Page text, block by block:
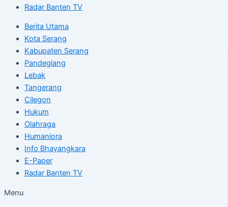
Radar Banten TV
Berita Utama
Kota Serang
Kabupaten Serang
Pandeglang
Lebak
Tangerang
Cilegon
Hukum
Olahraga
Humaniora
Info Bhayangkara
E-Paper
Radar Banten TV
Menu